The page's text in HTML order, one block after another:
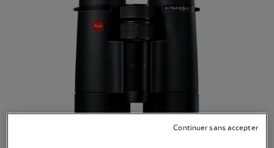
Continuer sans accepter